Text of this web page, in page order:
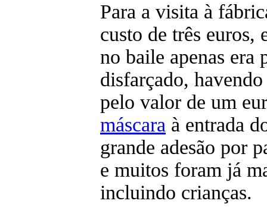
Para a visita à
custo de três euros,
no baile apenas era
disfarçado,
pelo valor de um
máscara à entrada
grande adesão por
e muitos foram já
incluindo crianças.